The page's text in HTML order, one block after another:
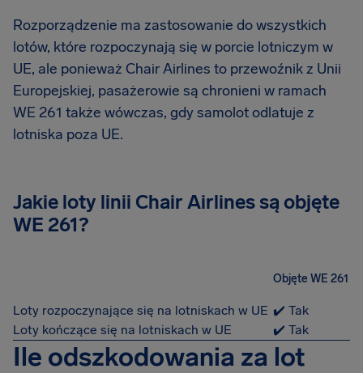
Rozporządzenie ma zastosowanie do wszystkich
lotów, które rozpoczynają się w porcie lotniczym w
UE, ale ponieważ Chair Airlines to przewoźnik z Unii
Europejskiej, pasażerowie są chronieni w ramach
WE 261 także wówczas, gdy samolot odlatuje z
lotniska poza UE.
Jakie loty linii Chair Airlines są objęte
WE 261?
Objęte WE 261
Loty rozpoczynające się na lotniskach w UE ✔️ Tak
Loty kończące się na lotniskach w UE
✔️ Tak
Ile odszkodowania za lot